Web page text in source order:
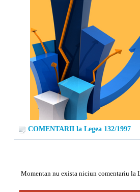
COMENTARII la Legea 132/1997
Momentan nu exista niciun comentariu la